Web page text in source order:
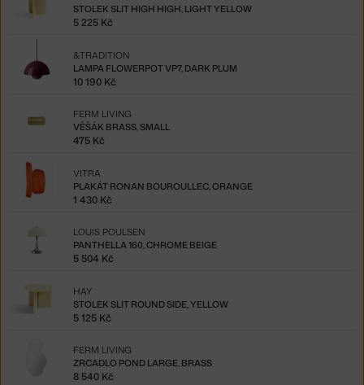
STOLEK SLIT HIGH HIGH, LIGHT YELLOW
5 225 Kč
LAMPA FLOWERPOT VP7, DARK PLUM
&TRADITION
10 190 Kč
VĚŠÁK BRASS, SMALL
FERM LIVING
475 Kč
PLAKÁT RONAN BOUROULLEC, ORANGE
VITRA
1 430 Kč
PANTHELLA 160, CHROME BEIGE
LOUIS POULSEN
5 504 Kč
STOLEK SLIT ROUND SIDE, YELLOW
HAY
5 125 Kč
ZRCADLO POND LARGE, BRASS
FERM LIVING
8 540 Kč